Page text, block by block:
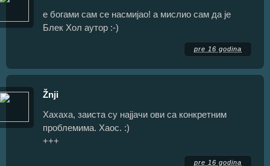
е богами сам се насмијао! а мислио сам да је
Блек Хол аутор :-)
pre 16 godina
Žnji
Хахаха, заиста су најјачи ови са конкретним
проблемима. Хаос. :)
+++
pre 16 godina